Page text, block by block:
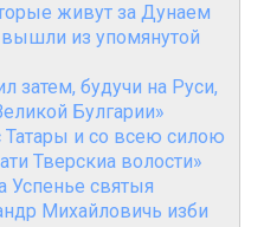
живут за Дунаем
вышли из упомянутой
затем, будучи на Руси,
Булгарии»
Татары и со всею силою
Тверскиа волости»
Успенье святыя
Михайловичь изби